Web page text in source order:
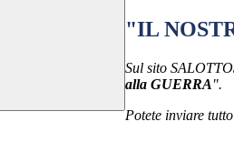
"IL
Sul sito
alla GUERRA ".
Potete inviare